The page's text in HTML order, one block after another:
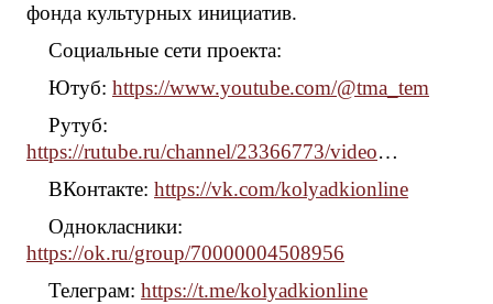
фонда культурных инициатив.
Социальные сети проекта:
Ютуб: https://www.youtube.com/@tma_tem
Рутуб:
https://rutube.ru/channel/23366773/video…
ВКонтакте: https://vk.com/kolyadkionline
Однокласники:
https://ok.ru/group/70000004508956
Телеграм: https://t.me/kolyadkionline